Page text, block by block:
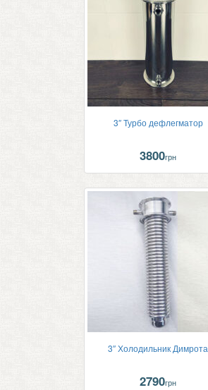
3″ Турбо дефлегматор
3800грн
3″ Холодильник Димрота
2790грн